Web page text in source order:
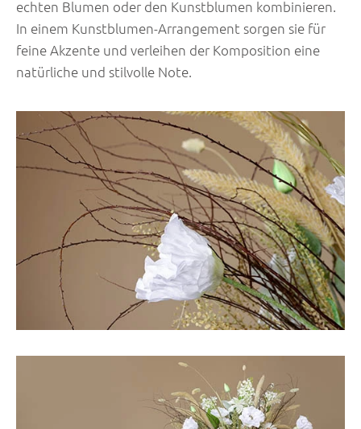
echten Blumen oder den Kunstblumen kombinieren.
In einem Kunstblumen-Arrangement sorgen sie für
feine Akzente und verleihen der Komposition eine
natürliche und stilvolle Note.